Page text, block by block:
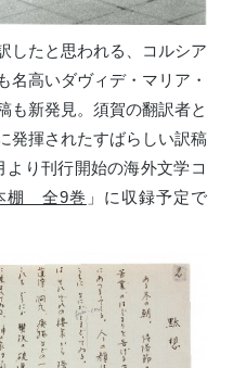
したと思われる、コルシア
名高いダヴィデ・マリア・
も新発見。須賀の翻訳者と
発揮されたすばらしい訳稿
り刊行開始の海外文学コ
棚 全9巻 」に収録予定で